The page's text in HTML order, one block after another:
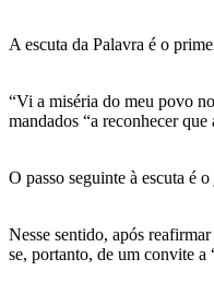
A escuta da Palavra é o
“Vi a miséria do meu povo
mandados “a reconhecer
O passo seguinte à escuta é
Nesse sentido, após
se, portanto, de um convite a